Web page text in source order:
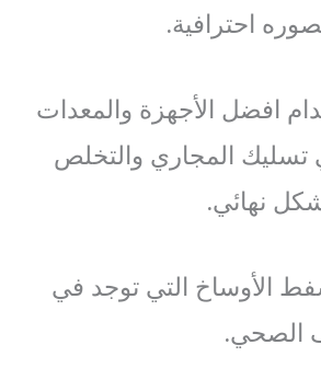
احترافية.
افضل الأجهزة والمعدات
تسليك المجاري والتخلص
نهائي.
الأوساخ التي توجد في
الصحي.